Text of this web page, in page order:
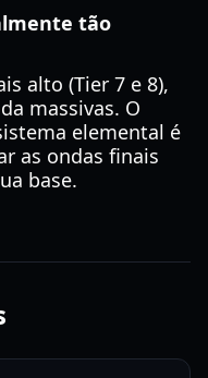
tão
alto (Tier 7 e 8),
massivas. O
elemental é
as ondas finais
base.